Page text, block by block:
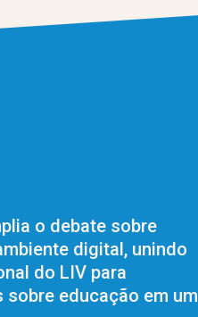
o debate sobre
digital, unindo
do LIV para
educação em um